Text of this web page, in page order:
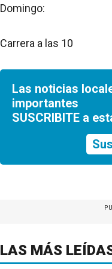
Domingo:
Carrera a las 10
Las noticias
importantes
SUSCRIBITE a
LAS MÁS